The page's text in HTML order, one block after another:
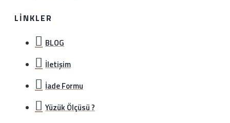
LINKLER
BLOG
İletişim
İade Formu
Yüzük Ölçüsü ?